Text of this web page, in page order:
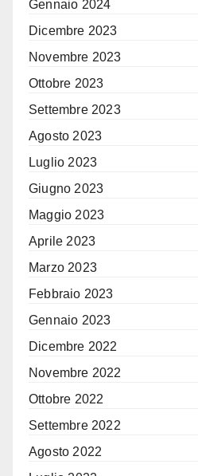
Gennaio 2024
Dicembre 2023
Novembre 2023
Ottobre 2023
Settembre 2023
Agosto 2023
Luglio 2023
Giugno 2023
Maggio 2023
Aprile 2023
Marzo 2023
Febbraio 2023
Gennaio 2023
Dicembre 2022
Novembre 2022
Ottobre 2022
Settembre 2022
Agosto 2022